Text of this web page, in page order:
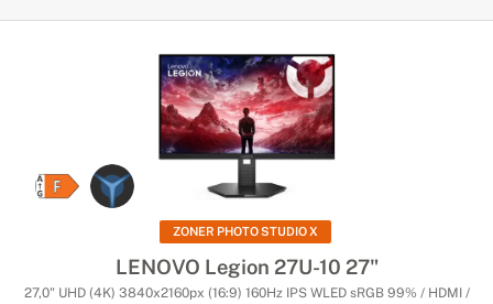
ZONER PHOTO STUDIO X
LENOVO Legion 27U-10 27"
27,0" UHD (4K) 3840x2160px (16:9) 160Hz IPS WLED sRGB 99% / HDMI /